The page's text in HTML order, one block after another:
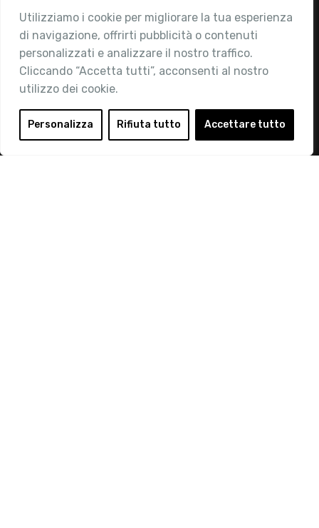
Utilizziamo i cookie per migliorare la tua esperienza
di navigazione, offrirti pubblicità o contenuti
personalizzati e analizzare il nostro traffico.
Cliccando “Accetta tutti”, acconsenti al nostro
utilizzo dei cookie.
Personalizza Rifiuta tutto Accettare tutto
Chi siamo
Attività
Contatti
Area Riservata
Login
Diventa Socio